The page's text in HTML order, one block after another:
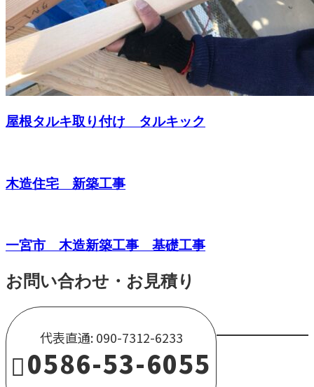
屋根タルキ取り付け タルキック
木造住宅 新築工事
一宮市 木造新築工事 基礎工事
お問い合わせ・お見積り
代表直通: 090-7312-6233
0586-53-6055